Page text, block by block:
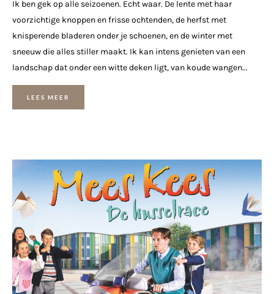
Ik ben gek op alle seizoenen. Echt waar. De lente met haar
voorzichtige knoppen en frisse ochtenden, de herfst met
knisperende bladeren onder je schoenen, en de winter met
sneeuw die alles stiller maakt. Ik kan intens genieten van een
landschap dat onder een witte deken ligt, van koude wangen...
LEES MEER